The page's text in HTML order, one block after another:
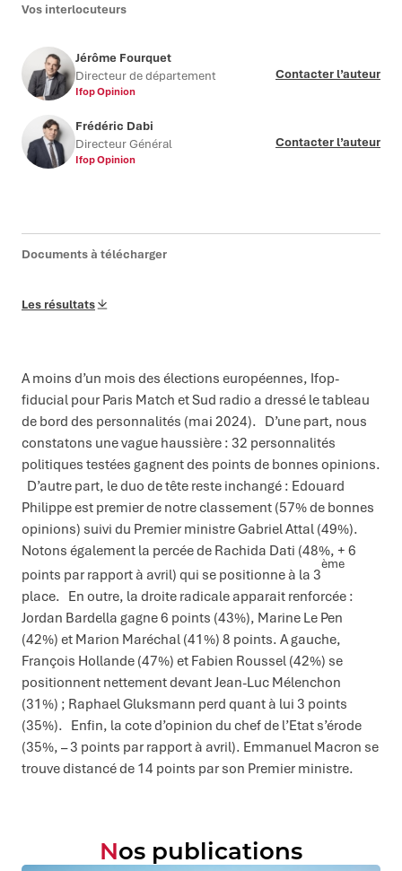
Vos interlocuteurs
Jérôme Fourquet
Directeur de département
Ifop Opinion
Contacter l’auteur
Frédéric Dabi
Directeur Général
Ifop Opinion
Contacter l’auteur
Documents à télécharger
Les résultats
A moins d’un mois des élections européennes, Ifop-
fiducial pour Paris Match et Sud radio a dressé le tableau
de bord des personnalités (mai 2024). D’une part, nous
constatons une vague haussière : 32 personnalités
politiques testées gagnent des points de bonnes opinions.
D’autre part, le duo de tête reste inchangé : Edouard
Philippe est premier de notre classement (57% de bonnes
opinions) suivi du Premier ministre Gabriel Attal (49%).
Notons également la percée de Rachida Dati (48%, + 6
points par rapport à avril) qui se positionne à la 3
ème
place. En outre, la droite radicale apparait renforcée :
Jordan Bardella gagne 6 points (43%), Marine Le Pen
(42%) et Marion Maréchal (41%) 8 points. A gauche,
François Hollande (47%) et Fabien Roussel (42%) se
positionnent nettement devant Jean-Luc Mélenchon
(31%) ; Raphael Gluksmann perd quant à lui 3 points
(35%). Enfin, la cote d’opinion du chef de l’Etat s’érode
(35%, – 3 points par rapport à avril). Emmanuel Macron se
trouve distancé de 14 points par son Premier ministre.
Nos publications